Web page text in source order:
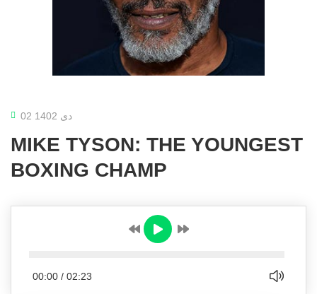
02 دی 1402
MIKE TYSON: THE YOUNGEST
BOXING CHAMP
00:00 / 02:23